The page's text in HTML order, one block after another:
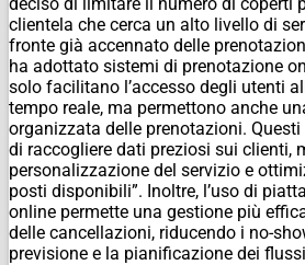
clientela che cerca un alto livello di
fronte già accennato delle
ha adottato sistemi di prenotazione
solo facilitano l’accesso degli utenti
tempo reale, ma permettono anche
organizzata delle prenotazioni.
di raccogliere dati preziosi sui clienti,
personalizzazione del servizio e
posti disponibili”. Inoltre, l’uso di
online permette una gestione più
delle cancellazioni, riducendo i no-
previsione e la pianificazione dei